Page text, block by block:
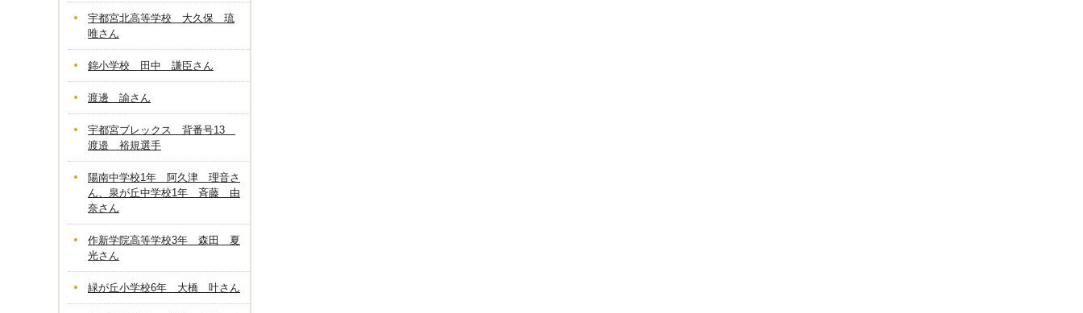
宇都宮北高等学校 大久保 琉
唯さん
錦小学校 田中 謙臣さん
渡邊 諭さん
宇都宮ブレックス 背番号13
渡邉 裕規選手
陽南中学校1年 阿久津 理音さ
ん、泉が丘中学校1年 斉藤 由
奈さん
作新学院高等学校3年 森田 夏
光さん
緑が丘小学校6年 大橋 叶さん